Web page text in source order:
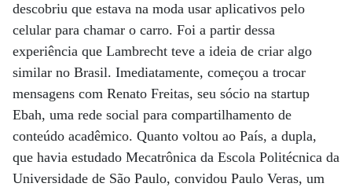
descobriu que estava na moda usar aplicativos pelo
celular para chamar o carro. Foi a partir dessa
experiência que Lambrecht teve a ideia de criar algo
similar no Brasil. Imediatamente, começou a trocar
mensagens com Renato Freitas, seu sócio na startup
Ebah, uma rede social para compartilhamento de
conteúdo acadêmico. Quanto voltou ao País, a dupla,
que havia estudado Mecatrônica da Escola Politécnica da
Universidade de São Paulo, convidou Paulo Veras, um